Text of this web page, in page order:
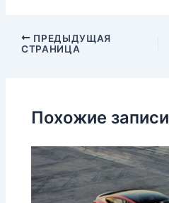
ПРЕДЫДУЩАЯ
СТРАНИЦА
Похожие записи